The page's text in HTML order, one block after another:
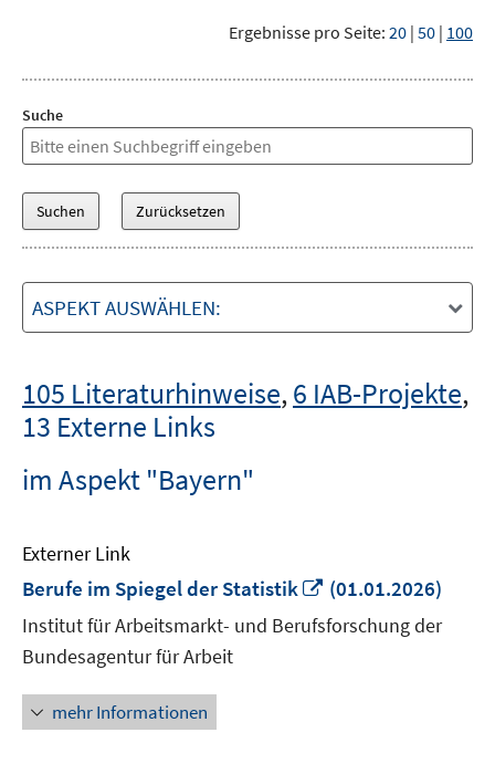
Ergebnisse pro Seite: 20 | 50 | 100
Suche
ASPEKT AUSWÄHLEN:
105 Literaturhinweise,6 IAB-Projekte,
13 Externe Links
im Aspekt "Bayern"
Externer Link
Berufe im Spiegel der Statistik
In
neuem
Fenster
(01.01.2026)
Institut für Arbeitsmarkt- und Berufsforschung der
Bundesagentur für Arbeit
mehr Informationen